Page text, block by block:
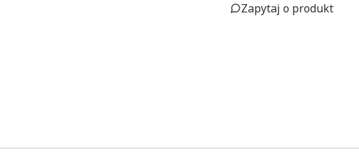
Zapytaj o produkt